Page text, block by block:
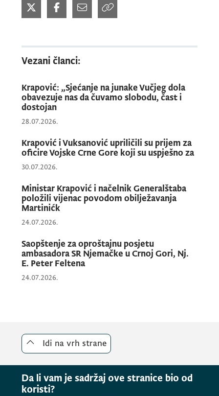
Vezani članci:
Krapović: „Sjećanje na junake Vučjeg dola
obavezuje nas da čuvamo slobodu, čast i
dostojan
28.07.2026.
Krapović i Vuksanović upriličili su prijem za
oficire Vojske Crne Gore koji su uspješno za
30.07.2026.
Ministar Krapović i načelnik Generalštaba
položili vijenac povodom obilježavanja
Martinićk
24.07.2026.
Saopštenje za oproštajnu posjetu
ambasadora SR Njemačke u Crnoj Gori, Nj.
E. Peter Feltena
24.07.2026.
Idi na vrh strane
Da li vam je sadržaj ove stranice bio od
koristi?